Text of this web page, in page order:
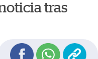
tras